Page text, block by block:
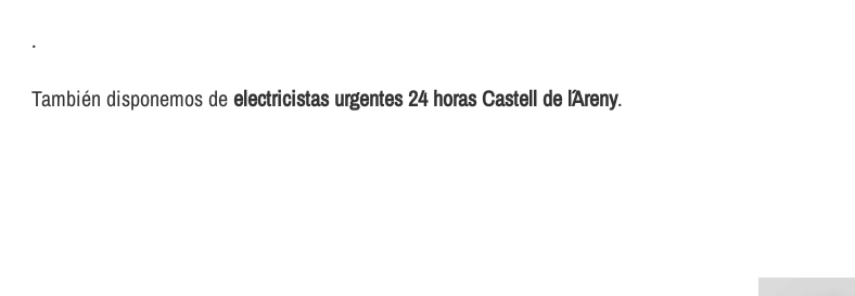
.
También disponemos deelectricistas urgentes 24 horas Castell de l´Areny.